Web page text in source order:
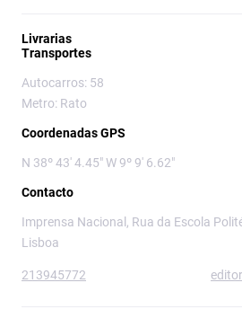
Livrarias
Transportes
Autocarros: 58
Metro: Rato
Coordenadas GPS
N 38º 43' 4.45" W 9º 9' 6.62"
Contacto
Imprensa Nacional, Rua da Escola
Lisboa
213945772